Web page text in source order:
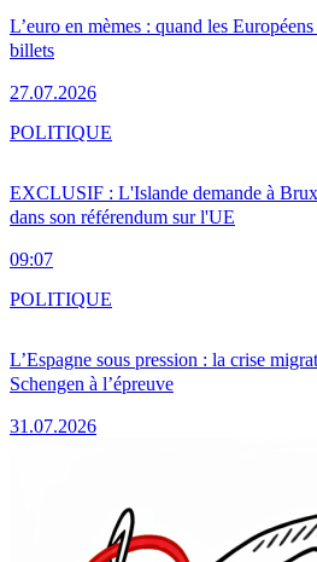
L’euro en mèmes : quand les
billets
27.07.2026
EXCLUSIF : L'Islande demande à
dans son référendum sur l'UE
09:07
POLITIQUE
L’Espagne sous pression : la crise
Schengen à l’épreuve
31.07.2026
POLITIQUE